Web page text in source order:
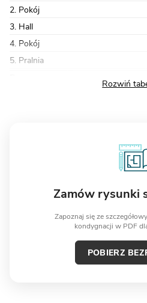
2. Pokój
3. Hall
4. Pokój
5. Pralnia
Zamów rysunki
Zapoznaj się ze
kondygnacji w PDF
POBIERZ